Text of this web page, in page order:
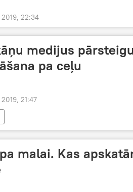
22:34
medijus
pa ceļu
21:47
malai. Kas